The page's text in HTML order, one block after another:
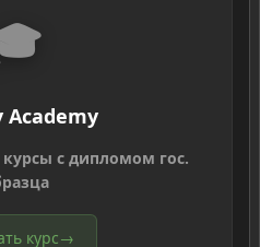
Academy
с дипломом гос.
курс→